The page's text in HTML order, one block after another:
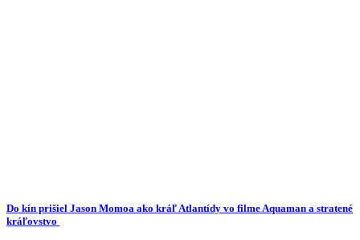
Do kín prišiel Jason Momoa ako kráľ Atlantídy vo filme Aquaman a stratené
kráľovstvo